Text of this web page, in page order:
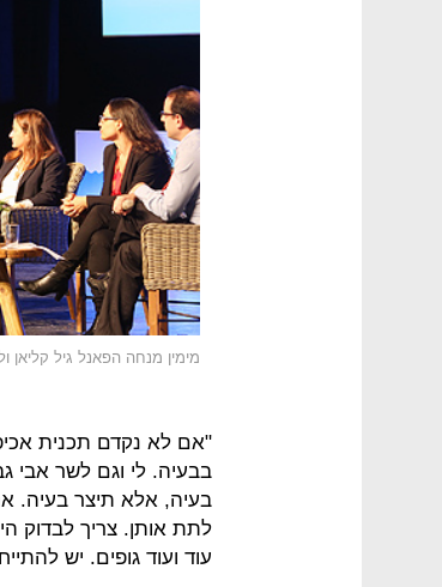
מימין מנחה הפאנל גיל קליאן
"אם לא נקדם תכנית
בבעיה. לי וגם לשר אבי
בעיה, אלא תיצר בעיה.
לתת אותן. צריך לבדוק
עוד ועוד גופים. יש